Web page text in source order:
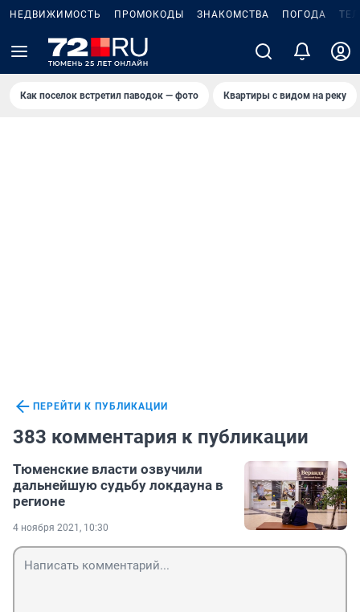
НЕДВИЖИМОСТЬ ПРОМОКОДЫ ЗНАКОМСТВА ПОГОДА
Как поселок встретил паводок — фото Квартиры с видом на реку
ПЕРЕЙТИ К ПУБЛИКАЦИИ
383 комментария к публикации
Тюменские власти озвучили
дальнейшую судьбу локдауна в
регионе
4 ноября 2021, 10:30